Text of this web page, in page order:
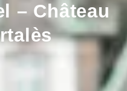
– Château